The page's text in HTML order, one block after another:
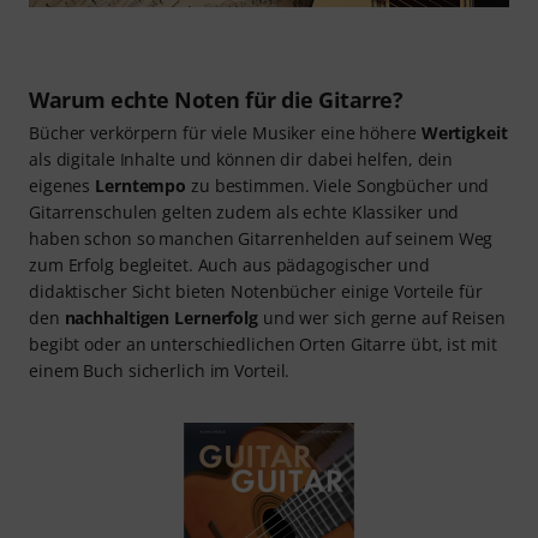
Warum echte Noten für die Gitarre?
Bücher verkörpern für viele Musiker eine höhere Wertigkeit
als digitale Inhalte und können dir dabei helfen, dein
eigenes Lerntempo zu bestimmen. Viele Songbücher und
Gitarrenschulen gelten zudem als echte Klassiker und
haben schon so manchen Gitarrenhelden auf seinem Weg
zum Erfolg begleitet. Auch aus pädagogischer und
didaktischer Sicht bieten Notenbücher einige Vorteile für
den nachhaltigen Lernerfolg und wer sich gerne auf Reisen
begibt oder an unterschiedlichen Orten Gitarre übt, ist mit
einem Buch sicherlich im Vorteil.